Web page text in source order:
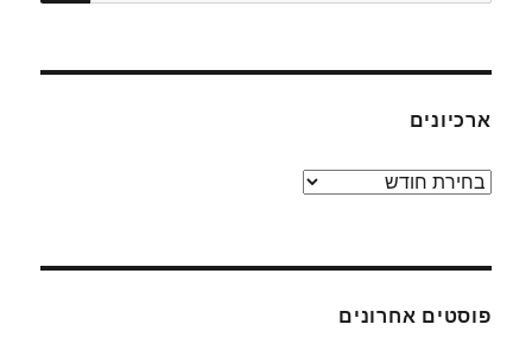
ארכיונים
ארכיונים
פוסטים אחרונים